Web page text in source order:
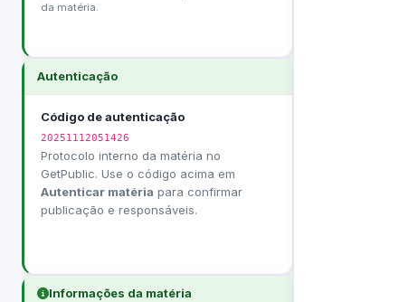
da matéria.
Autenticação
Código de autenticação
20251112051426
Protocolo interno da matéria no
GetPublic. Use o código acima em
Autenticar matéria para confirmar
publicação e responsáveis.
Informações da matéria